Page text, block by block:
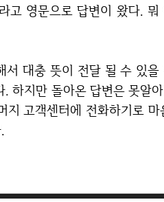
고 영문으로 답변이 왔다. 뭐
하지만 돌아온 답변은 못알
고객센터에 전화하기로